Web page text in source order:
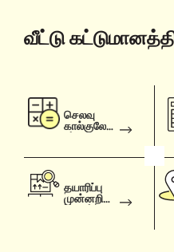
வீட்டு
செலவு
கால்குலேட்
தயாரிப்பு
முன்னறிவி